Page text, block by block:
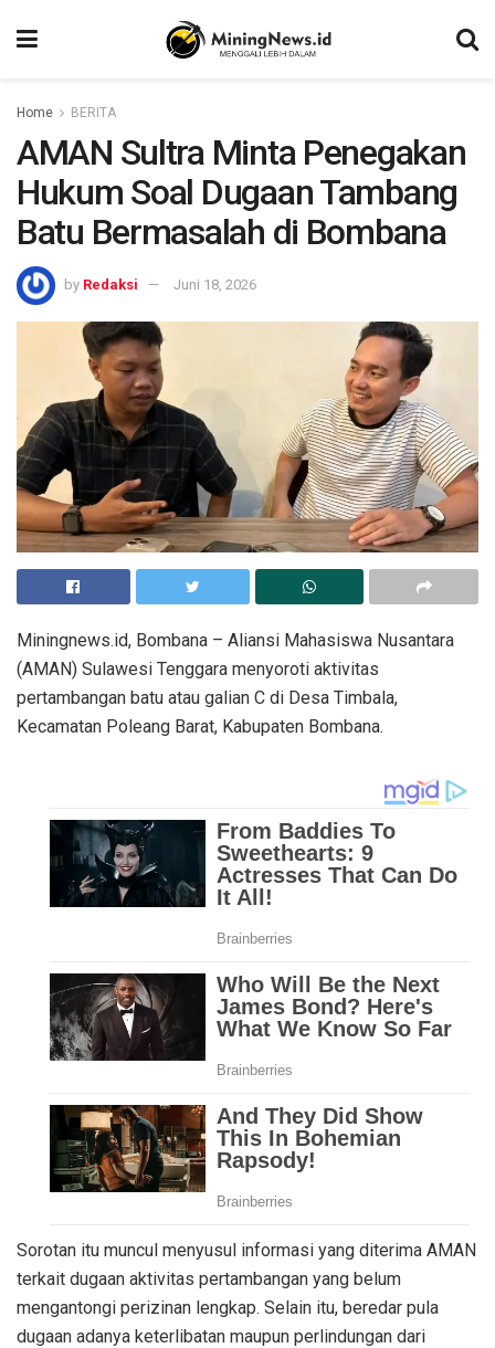
Home BERITA
AMAN Sultra Minta Penegakan
Hukum Soal Dugaan Tambang
Batu Bermasalah di Bombana
by Redaksi Juni 18, 2026
Miningnews.id, Bombana – Aliansi Mahasiswa Nusantara
(AMAN) Sulawesi Tenggara menyoroti aktivitas
pertambangan batu atau galian C di Desa Timbala,
Kecamatan Poleang Barat, Kabupaten Bombana.
Sorotan itu muncul menyusul informasi yang diterima AMAN
terkait dugaan aktivitas pertambangan yang belum
mengantongi perizinan lengkap. Selain itu, beredar pula
dugaan adanya keterlibatan maupun perlindungan dari